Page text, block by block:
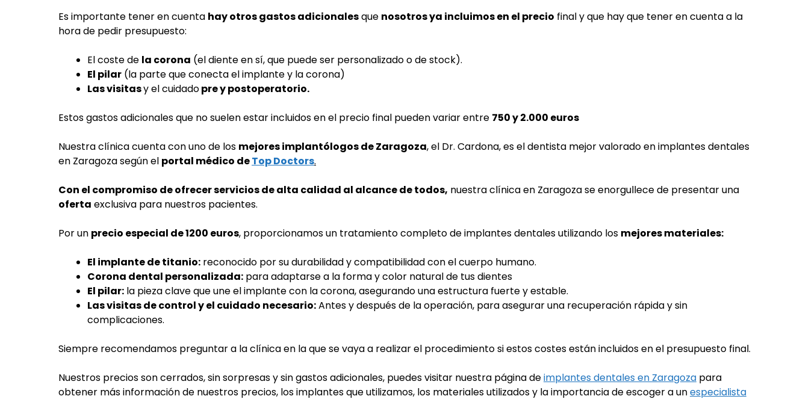
Es importante tener en cuenta hay otros gastos adicionalesque nosotros ya incluimos en el precio final y que hay que tener en cuenta a la
hora de pedir presupuesto:
El coste de la corona (el diente en sí, que puede ser personalizado o de stock).
El pilar (la parte que conecta el implante y la corona)
Las visitasy el cuidadopre y postoperatorio.
Estos gastos adicionales que no suelen estar incluidos en el precio final pueden variar entre 750 y 2.000 euros
Nuestra clínica cuenta con uno de los mejores implantólogos de Zaragoza, el Dr. Cardona, es el dentista mejor valorado en implantes dentales
en Zaragoza según el portal médico deTop Doctors.
Con el compromiso de ofrecer servicios de alta calidad al alcance de todos, nuestra clínica en Zaragoza se enorgullece de presentar una
oferta exclusiva para nuestros pacientes.
Por un precio especial de 1200 euros, proporcionamos un tratamiento completo de implantes dentales utilizando los mejores materiales:
El implante de titanio: reconocido por su durabilidad y compatibilidad con el cuerpo humano.
Corona dental personalizada: para adaptarse a la forma y color natural de tus dientes
El pilar: la pieza clave que une el implante con la corona, asegurando una estructura fuerte y estable.
Las visitas de control y el cuidado necesario:Antes y después de la operación, para asegurar una recuperación rápida y sin
complicaciones.
Siempre recomendamos preguntar a la clínica en la que se vaya a realizar el procedimiento si estos costes están incluidos en el presupuesto final.
Nuestros precios son cerrados, sin sorpresas y sin gastos adicionales, puedes visitar nuestra página deimplantes dentales en Zaragoza para
obtener más información de nuestros precios, los implantes que utilizamos, los materiales utilizados y la importancia de escoger a unespecialista